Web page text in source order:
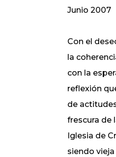
Junio 2007
Con el
la
con la
reflexión
de
frescura de
Iglesia de
siendo